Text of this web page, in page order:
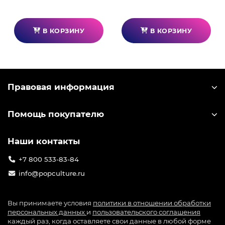
углеродистая качественная (08пс).
Скрытое крепление, невидимое при монтаже.
с вентиляционными отверстиями консоли схемы
материала изготовления кронштейна.
В КОРЗИНУ В КОРЗИНУ
Правовая информация
Помощь покупателю
Наши контакты
+7 800 533-83-84
info@popculture.ru
Вы принимаете условия политики в отношении обработки
персональных данных и пользовательского соглашения
каждый раз, когда оставляете свои данные в любой форме